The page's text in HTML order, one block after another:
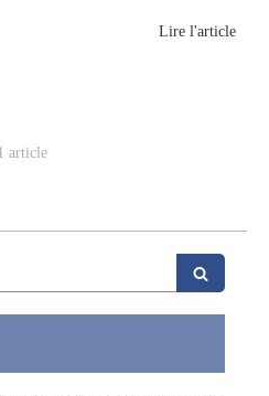
Lire l'article
article